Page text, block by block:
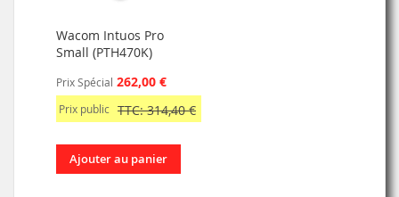
Wacom Intuos Pro
Small (PTH470K)
Prix Spécial 262,00 €
Prix public TTC: 314,40 €
Ajouter au panier